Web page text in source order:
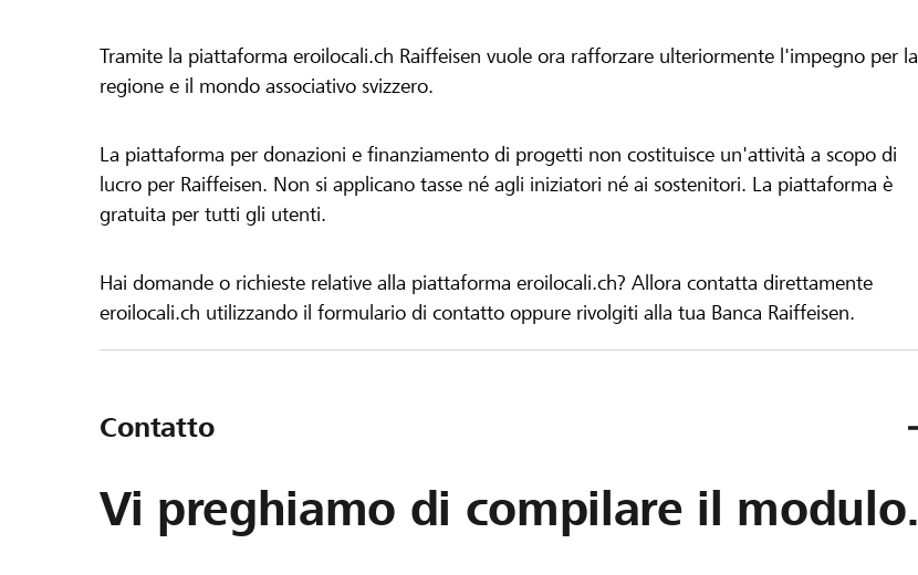
Tramite la piattaforma eroilocali.ch Raiffeisen vuole ora rafforzare ulteriormente l'impegno per la
regione e il mondo associativo svizzero.
La piattaforma per donazioni e finanziamento di progetti non costituisce un'attività a scopo di
lucro per Raiffeisen. Non si applicano tasse né agli iniziatori né ai sostenitori. La piattaforma è
gratuita per tutti gli utenti.
Hai domande o richieste relative alla piattaforma eroilocali.ch? Allora contatta direttamente
eroilocali.ch utilizzando il formulario di contatto oppure rivolgiti alla tua Banca Raiffeisen.
Contatto
Vi preghiamo di compilare il modulo.